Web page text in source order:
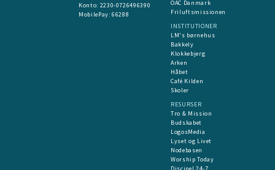
​Konto: 2230-0726496390
MobilePay:66288
OAC Danmark
Friluftsmissionen
INSTITUTIONER
LM's børnehus
Bakkely
Klokkebjerg
Arken
Håbet
Café Kilden
Skoler
RESURSER
Tro & Mission
Budskabet
LogosMedia
Lyset og Livet
Nodebasen
Worship Today